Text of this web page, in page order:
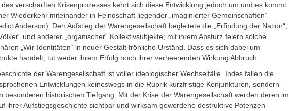
verschärften Krisenprozesses kehrt sich diese Entwicklung jedoch um und es kommt
Wiederkehr miteinander in Feindschaft liegender „imaginierter Gemeinschaften“
Anderson). Den Aufstieg der Warengesellschaft begleitete die „Erfindung der Nation“,
und anderer „organischer“ Kollektivsubjekte; mit ihrem Absturz feiern solche
„Wir-Identitäten“ in neuer Gestalt fröhliche Urständ. Dass es sich dabei um
handelt, tut weder ihrem Erfolg noch ihrer verheerenden Wirkung Abbruch.
der Warengesellschaft ist voller ideologischer Wechselfälle. Indes fallen die
Entwicklungen keineswegs in die Rubrik kurzfristige Konjunkturen, sondern
besonderen historischen Tiefgang. Mit der Krise der Warengesellschaft werden deren im
ihrer Aufstiegsgeschichte sichtbar und wirksam gewordene destruktive Potenzen